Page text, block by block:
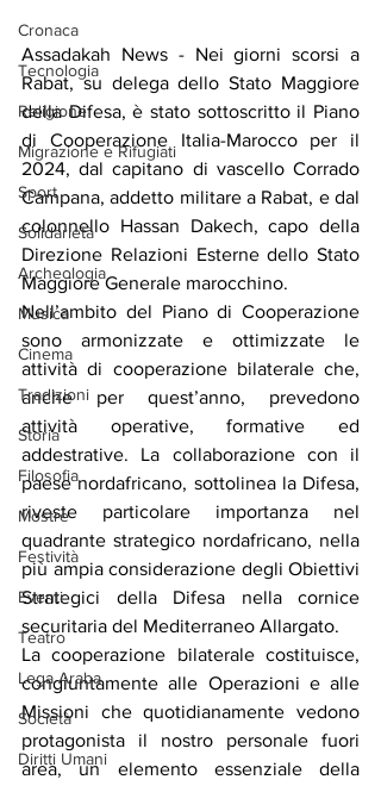
Cronaca
Tecnologia
Religione
Migrazione e Rifugiati
Sport
Solidarietà
Archeologia
Musica
Cinema
Tradizioni
Storia
Filosofia
Mostre
Festività
Eventi
Teatro
Lega Araba
Società
Diritti Umani
Assadakah News - Nei giorni scorsi a
Rabat, su delega dello Stato Maggiore
della Difesa, è stato sottoscritto il Piano
di Cooperazione Italia-Marocco per il
2024, dal capitano di vascello Corrado
Campana, addetto militare a Rabat, e dal
colonnello Hassan Dakech, capo della
Direzione Relazioni Esterne dello Stato
Maggiore Generale marocchino.
Nell’ambito del Piano di Cooperazione
sono armonizzate e ottimizzate le
attività di cooperazione bilaterale che,
anche per quest’anno, prevedono
attività operative, formative ed
addestrative. La collaborazione con il
paese nordafricano, sottolinea la Difesa,
riveste particolare importanza nel
quadrante strategico nordafricano, nella
più ampia considerazione degli Obiettivi
Strategici della Difesa nella cornice
securitaria del Mediterraneo Allargato.
La cooperazione bilaterale costituisce,
congiuntamente alle Operazioni e alle
Missioni che quotidianamente vedono
protagonista il nostro personale fuori
area, un elemento essenziale della